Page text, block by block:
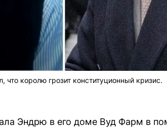
королю грозит конституционный кризис.
Эндрю в его доме Вуд Фарм в